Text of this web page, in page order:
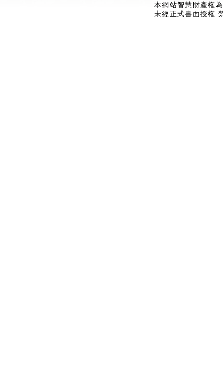
本網站智慧財產權
未經正式書面授權